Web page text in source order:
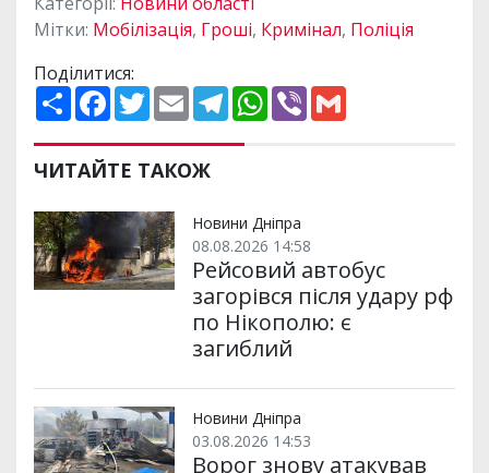
Мітки: Мобілізація, Гроші, Кримінал, Поліція
Поділитися:
П
о
и
р
и
и
F
a
e
b
o
k
T
w
t
t
e
E
m
i
l
T
e
e
m
W
h
p
V
ЧИТАЙТЕ ТАКОЖ
Новини Дніпра
08.08.2026 14:58
Рейсовий автобус
загорівся після удару рф
по Нікополю: є
загиблий
Новини Дніпра
03.08.2026 14:53
Ворог знову атакував